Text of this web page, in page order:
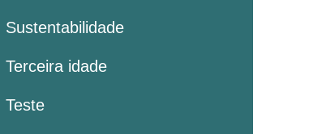
Sustentabilidade
Terceira idade
Teste